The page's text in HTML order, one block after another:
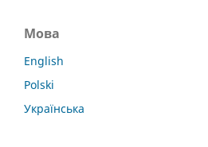
Мова
English
Polski
Українська